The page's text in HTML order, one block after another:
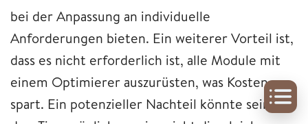
bei der Anpassung an individuelle
Anforderungen bieten. Ein weiterer Vorteil ist,
dass es nicht erforderlich ist, alle Module mit
einem Optimierer auszurüsten, was Kosten
spart. Ein potenzieller Nachteil könnte sein,